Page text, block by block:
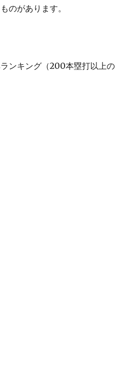
のがあります。
ランキング（200本塁打以上の